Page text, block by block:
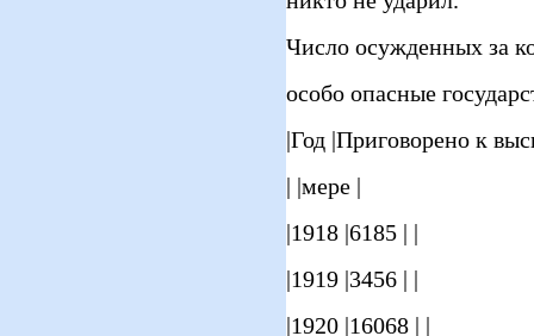
Число осужденных за
особо опасные
|Год |Приговорено к
| |мере |
|1918 |6185 | |
|1919 |3456 | |
|1920 |16068 | |